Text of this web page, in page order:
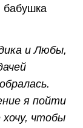
бабушка
и Любы,
я пойти
чтобы